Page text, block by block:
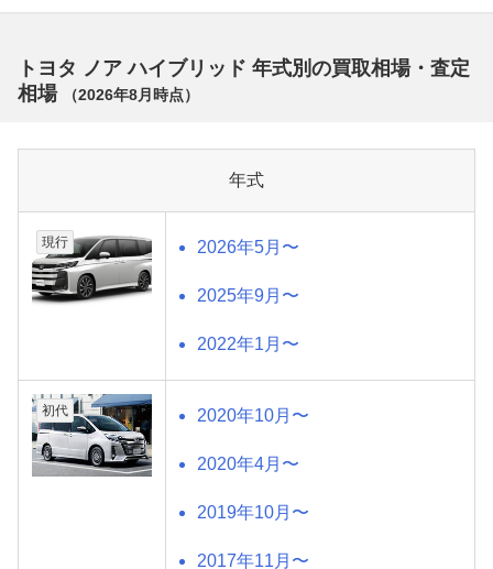
トヨタ ノア ハイブリッド 年式別の買取相場・査定
相場
（2026年8月 時点）
年式
現行 2026年5月〜
2025年9月〜
2022年1月〜
初代 2020年10月〜
2020年4月〜
2019年10月〜
2017年11月〜